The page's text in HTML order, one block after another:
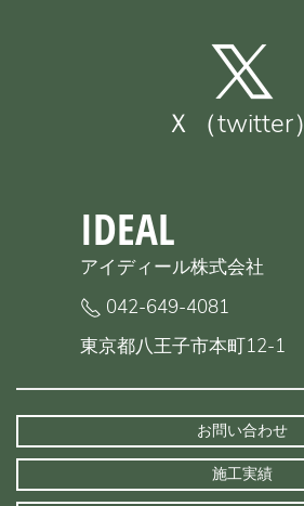
Ｘ（twitter）
IDEAL
アイディール株式会社
042-649-4081
東京都八王子市本町12-1
お問い合わせ
施工実績